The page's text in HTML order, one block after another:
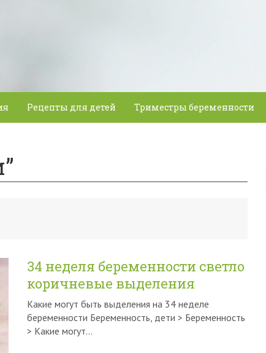
Рецепты для детей Триместры беременности
34 неделя беременности светло
коричневые выделения
Какие могут быть выделения на 34 неделе
беременности Беременность, дети > Беременность
> Какие могут…